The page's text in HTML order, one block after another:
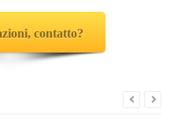
contatto?